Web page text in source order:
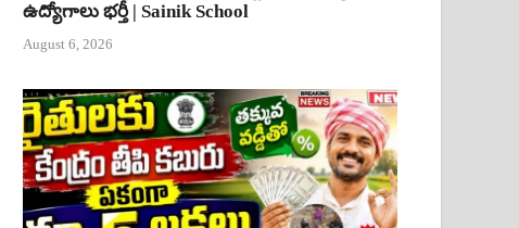
ఉద్యోగాలు భర్తీ | Sainik School
August 6, 2026